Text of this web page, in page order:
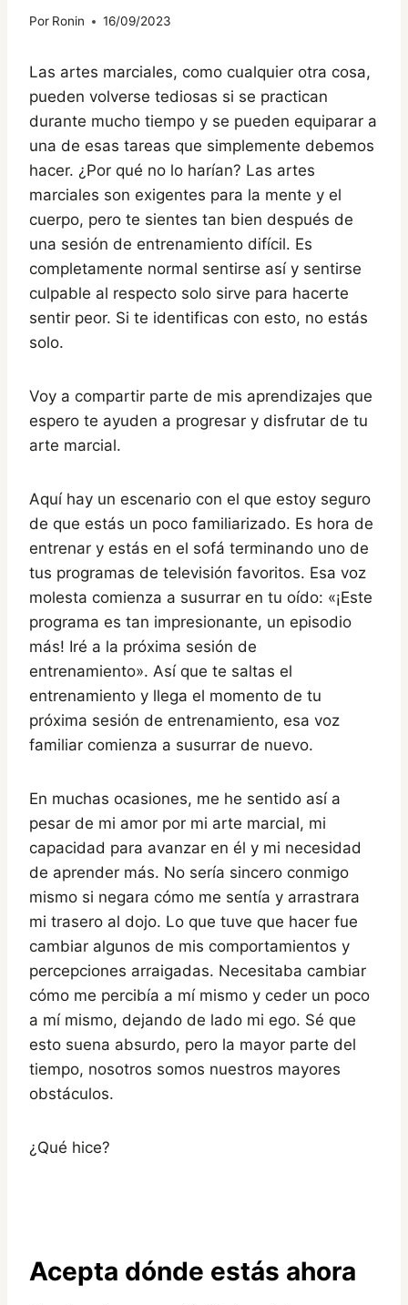
Por Ronin 16/09/2023
Las artes marciales, como cualquier otra cosa,
pueden volverse tediosas si se practican
durante mucho tiempo y se pueden equiparar a
una de esas tareas que simplemente debemos
hacer. ¿Por qué no lo harían? Las artes
marciales son exigentes para la mente y el
cuerpo, pero te sientes tan bien después de
una sesión de entrenamiento difícil. Es
completamente normal sentirse así y sentirse
culpable al respecto solo sirve para hacerte
sentir peor. Si te identificas con esto, no estás
solo.
Voy a compartir parte de mis aprendizajes que
espero te ayuden a progresar y disfrutar de tu
arte marcial.
Aquí hay un escenario con el que estoy seguro
de que estás un poco familiarizado. Es hora de
entrenar y estás en el sofá terminando uno de
tus programas de televisión favoritos. Esa voz
molesta comienza a susurrar en tu oído: «¡Este
programa es tan impresionante, un episodio
más! Iré a la próxima sesión de
entrenamiento». Así que te saltas el
entrenamiento y llega el momento de tu
próxima sesión de entrenamiento, esa voz
familiar comienza a susurrar de nuevo.
En muchas ocasiones, me he sentido así a
pesar de mi amor por mi arte marcial, mi
capacidad para avanzar en él y mi necesidad
de aprender más. No sería sincero conmigo
mismo si negara cómo me sentía y arrastrara
mi trasero al dojo. Lo que tuve que hacer fue
cambiar algunos de mis comportamientos y
percepciones arraigadas. Necesitaba cambiar
cómo me percibía a mí mismo y ceder un poco
a mí mismo, dejando de lado mi ego. Sé que
esto suena absurdo, pero la mayor parte del
tiempo, nosotros somos nuestros mayores
obstáculos.
¿Qué hice?
Acepta dónde estás ahora